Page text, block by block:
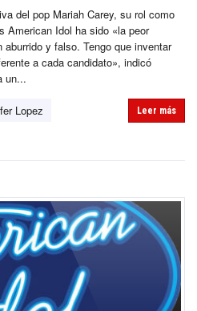
del pop Mariah Carey, su rol como
American Idol ha sido «la peor
y falso. Tengo que inventar
a cada candidato», indicó
un...
Lopez
Leer más